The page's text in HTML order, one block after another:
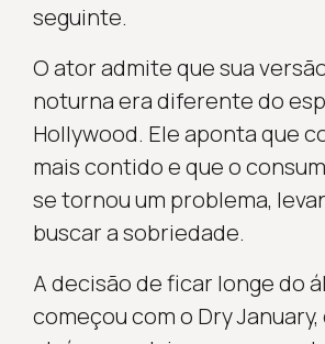
seguinte.
O ator admite que sua
noturna era diferente do
Hollywood. Ele aponta que
mais contido e que o
se tornou um problema,
buscar a sobriedade.
A decisão de ficar longe do
começou com o Dry